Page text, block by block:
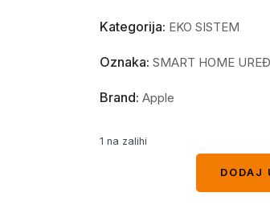
Kategorija: EKO SISTEM
Oznaka: SMART HOME
Brand: Apple
1 na zalihi
DODAJ